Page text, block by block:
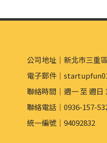
公司地址｜新北市三重
電子郵件｜
聯絡時間｜週一 至 週日
聯絡電話｜0936-157-
統一編號｜94092832